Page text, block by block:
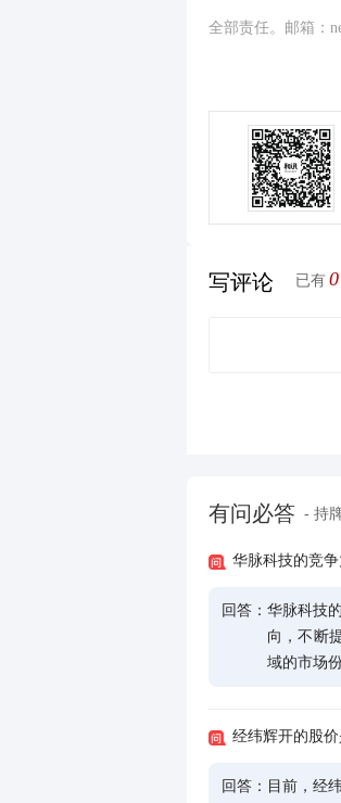
全部责任。邮箱：
写评论 已有 0
有问必答 - 持
华脉科技的竞
回答： 华脉科技
向，不断
域的市场
经纬辉开的股
回答： 目前，经